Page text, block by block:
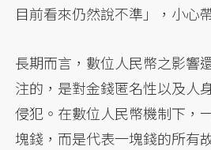
目前看來仍然說不準」，小心
長期而言，數位人民幣之影響
注的，是對金錢匿名性以及人
侵犯。在數位人民幣機制下，
塊錢，而是代表一塊錢的所有